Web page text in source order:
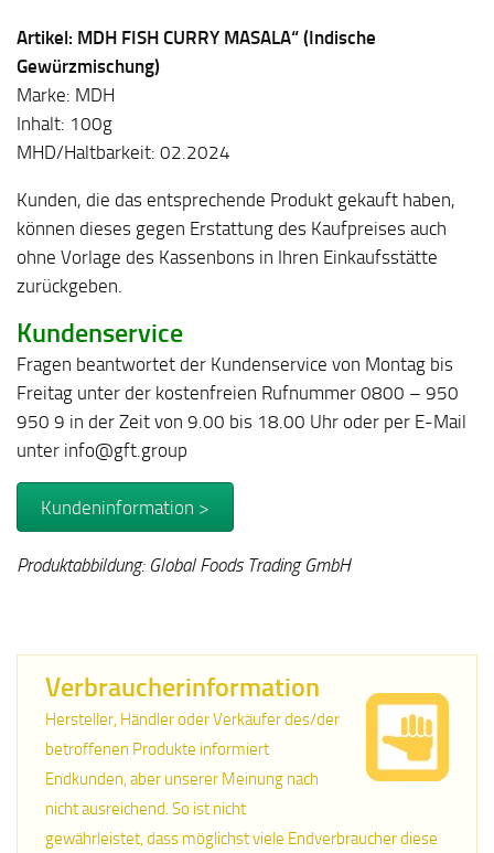
Artikel: MDH FISH CURRY MASALA“ (Indische
Gewürzmischung)
Marke: MDH
Inhalt: 100g
MHD/Haltbarkeit: 02.2024
Kunden, die das entsprechende Produkt gekauft haben,
können dieses gegen Erstattung des Kaufpreises auch
ohne Vorlage des Kassenbons in Ihren Einkaufsstätte
zurückgeben.
Kundenservice
Fragen beantwortet der Kundenservice von Montag bis
Freitag unter der kostenfreien Rufnummer 0800 – 950
950 9 in der Zeit von 9.00 bis 18.00 Uhr oder per E-Mail
unter info@gft.group
Kundeninformation >
Produktabbildung: Global Foods Trading GmbH
Verbraucherinformation
Hersteller, Händler oder Verkäufer des/der
betroffenen Produkte informiert
Endkunden, aber unserer Meinung nach
nicht ausreichend. So ist nicht
gewährleistet, dass möglichst viele Endverbraucher diese